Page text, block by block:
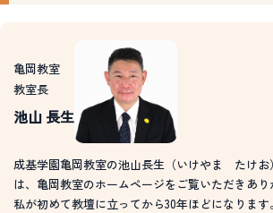
亀岡教室
教室長
池山 長生
成基学園亀岡教室の池山長生（いけやま たけお
は、亀岡教室のホームページをご覧いただきあり
私が初めて教壇に立ってから30年ほどになりま